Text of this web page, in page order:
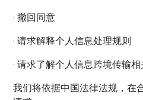
· 撤回同意
· 请求解释个人信息处理规则
· 请求了解个人信息跨境传输
我们将依据中国法律法规，在